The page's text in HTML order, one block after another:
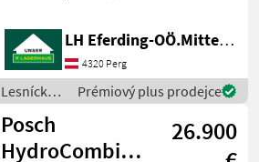
Kotúčová píla
LH Eferding-OÖ.Mitte, Perg
4320 Perg
Lesnícke a
drevárske
stroje /
Posch
Prémiový plus prodejce
Posch
HydroCombi
26.900